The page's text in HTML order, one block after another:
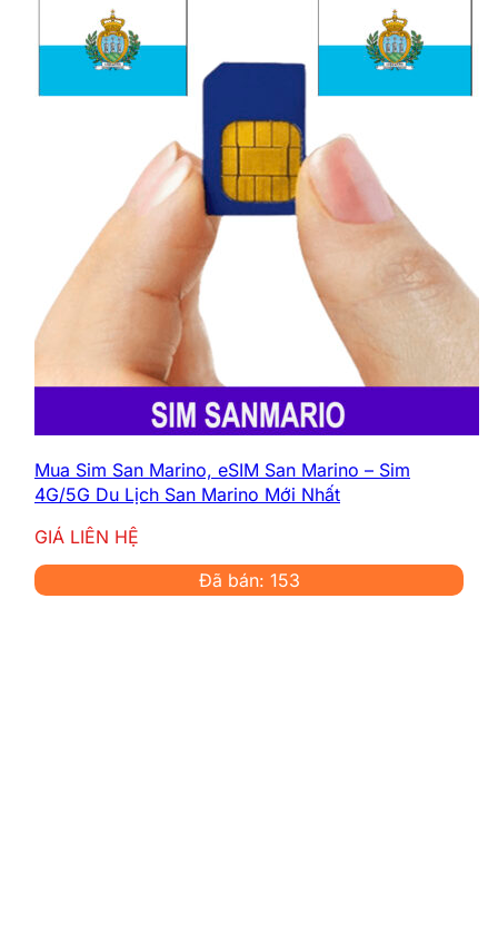
Mua Sim San Marino, eSIM San Marino – Sim
4G/5G Du Lịch San Marino Mới Nhất
GIÁ LIÊN HỆ
Đã bán: 153